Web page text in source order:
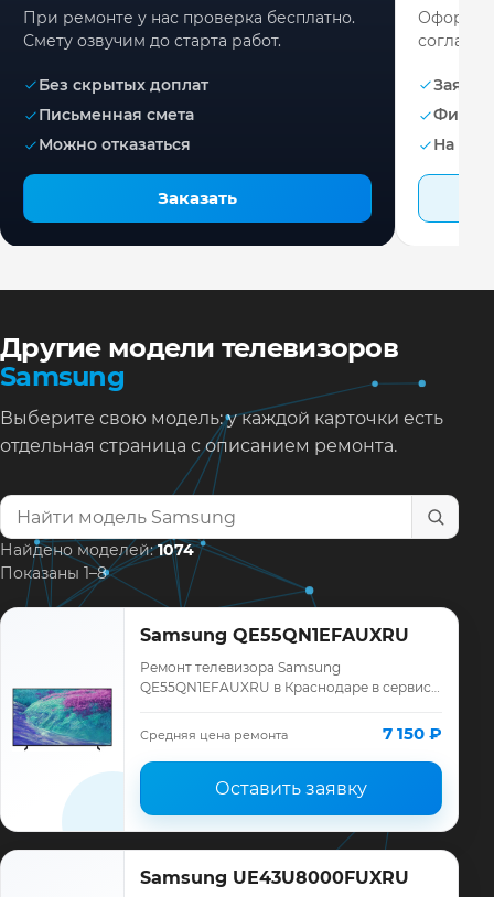
При ремонте у нас проверка бесплатно.
Смету озвучим до старта работ.
Без скрытых доплат
Письменная смета
Можно отказаться
Заказать
Заявка
На
Другие модели телевизоров
Samsung
Выберите свою модель: у каждой карточки есть
отдельная страница с описанием ремонта.
Найти модель телевизора
Найдено моделей:1074
Показаны 1–8
Samsung QE55QN1EFAUXRU
Ремонт телевизора Samsung
QE55QN1EFAUXRU в Краснодаре в сервисе
Samsung, смета до ремонта, запчасти и
гарантия до 12 меся…
Средняя цена ремонта 7 150 ₽
Оставить заявку
Samsung UE43U8000FUXRU